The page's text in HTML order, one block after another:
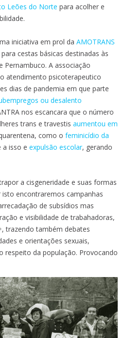
Leões do Norte para acolher e
iniciativa em prol da AMOTRANS
cestas básicas destinadas às
Pernambuco. A associação
atendimento psicoterapeutico
dias de pandemia em que parte
ou desalento
nos escancara que o número
trans e travestis aumentou em
como o feminicídio da
a isso e expulsão escolar, gerando
a cisgeneridade e suas formas
encontraremos campanhas
de subsídios mas
e visibilidade de trabahadoras,
trazendo também debates
e orientações sexuais,
respeito da população. Provocando